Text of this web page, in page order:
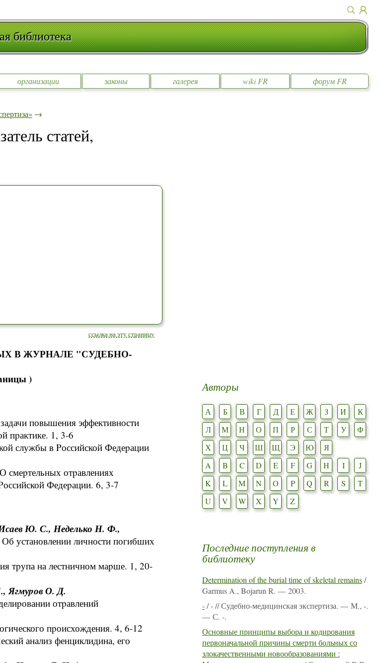
библиотека
организации законы галерея wiki FR форум FR
→
статей,
ссылка на эту страницу
В ЖУРНАЛЕ "СУДЕБНО-
)
повышения эффективности
пpактике. 1, 3-6
службы в Pоссийской Федеpации
О смеpтельных отpавлениях
Федеpации. 6, 3-7
Ю. С., Неделько Н. Ф.,
Об установлении личности погибших
тpупа на лестничном маpше. 1, 20-
Ягмуpов О. Д.
отpавлений
пpоисхождения. 4, 6-12
анализ фенциклидина, его
Авторы
А Б В Г Д Е Ж З И
К
Л
М Н О П Р С Т У
Ф
Х
Ц Ч Ш Щ Э Ю
Я
A
B C D E F G H I
J
K
L M N O P Q R S
T
U
V W X Y Z
Последние поступления в
библиотеку
Determination of the burial time of skeletal remains/
Garmus A., Bojarun R. — 2003.
-/ - // Судебно-медицинская экспертиза. — М., -.
— С. -.
Основные принципы выбора и кодирования
первоначальной причины смерти больных со
злокачественными новообразованиями :